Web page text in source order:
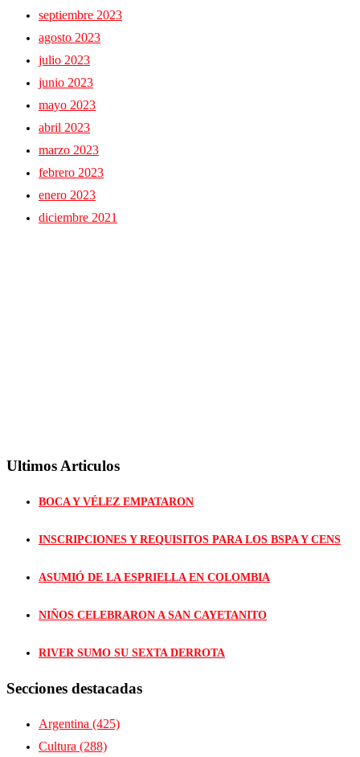
septiembre 2023
agosto 2023
julio 2023
junio 2023
mayo 2023
abril 2023
marzo 2023
febrero 2023
enero 2023
diciembre 2021
Ultimos Articulos
BOCA Y VÉLEZ EMPATARON
INSCRIPCIONES Y REQUISITOS PARA LOS BSPA Y CENS
ASUMIÓ DE LA ESPRIELLA EN COLOMBIA
NIÑOS CELEBRARON A SAN CAYETANITO
RIVER SUMO SU SEXTA DERROTA
Secciones destacadas
Argentina (425)
Cultura (288)